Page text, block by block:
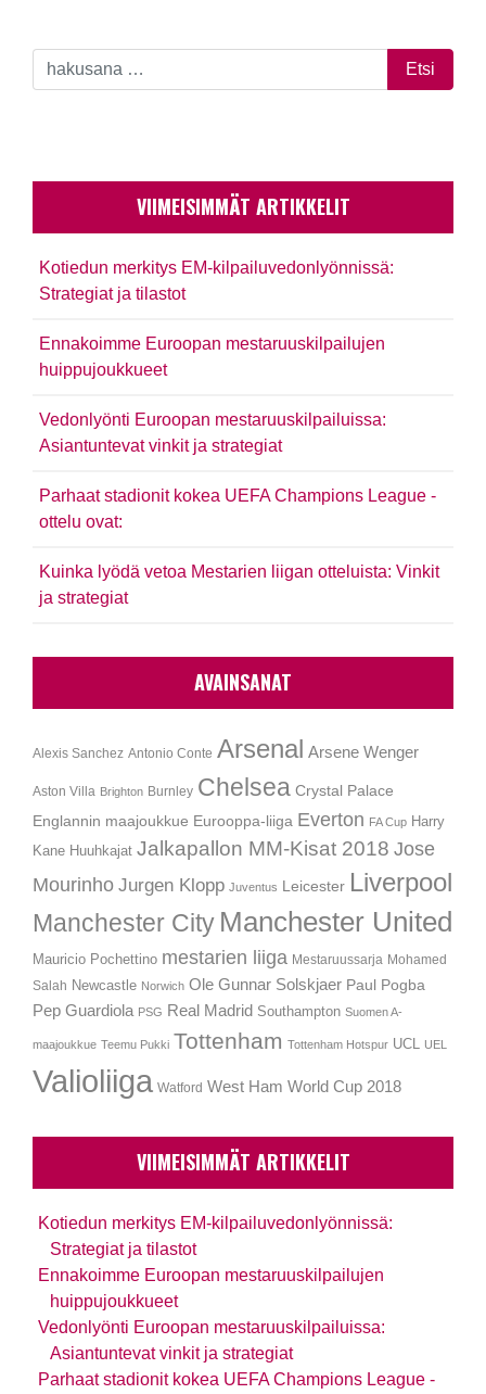
VIIMEISIMMÄT ARTIKKELIT
Kotiedun merkitys EM-kilpailuvedonlyönnissä:
Strategiat ja tilastot
Ennakoimme Euroopan mestaruuskilpailujen
huippujoukkueet
Vedonlyönti Euroopan mestaruuskilpailuissa:
Asiantuntevat vinkit ja strategiat
Parhaat stadionit kokea UEFA Champions League -
ottelu ovat:
Kuinka lyödä vetoa Mestarien liigan otteluista: Vinkit
ja strategiat
AVAINSANAT
Alexis Sanchez Antonio Conte Arsenal Arsene Wenger
Aston Villa Brighton Burnley Chelsea Crystal Palace
Englannin maajoukkue Eurooppa-liiga Everton FA Cup Harry
Kane Huuhkajat Jalkapallon MM-Kisat 2018 Jose
Mourinho Jurgen Klopp Juventus Leicester Liverpool
Manchester City Manchester United
Mauricio Pochettino mestarien liiga Mestaruussarja Mohamed
Salah Newcastle Norwich Ole Gunnar Solskjaer Paul Pogba
Pep Guardiola PSG Real Madrid Southampton Suomen A-
maajoukkue Teemu Pukki Tottenham Tottenham Hotspur UCL UEL
Valioliiga Watford West Ham World Cup 2018
VIIMEISIMMÄT ARTIKKELIT
Kotiedun merkitys EM-kilpailuvedonlyönnissä:
Strategiat ja tilastot
Ennakoimme Euroopan mestaruuskilpailujen
huippujoukkueet
Vedonlyönti Euroopan mestaruuskilpailuissa:
Asiantuntevat vinkit ja strategiat
Parhaat stadionit kokea UEFA Champions League -